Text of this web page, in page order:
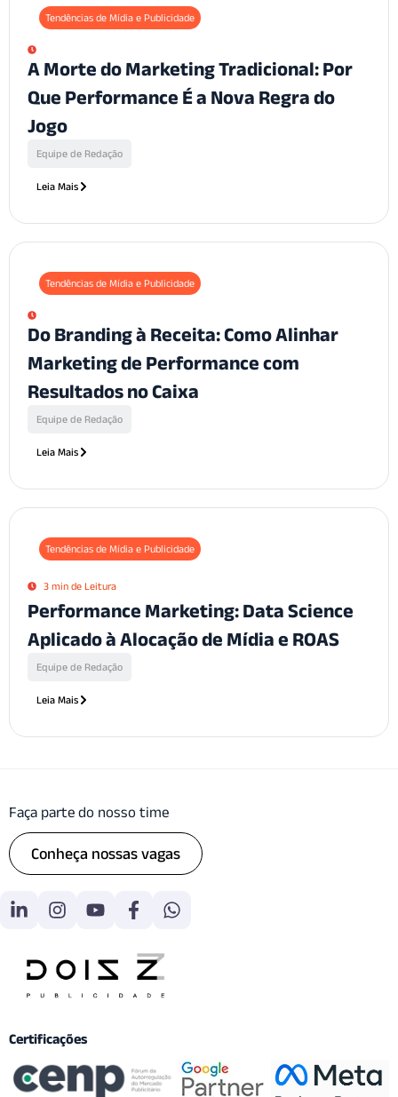
Tendências de Mídia e Publicidade
A Morte do Marketing Tradicional: Por
Que Performance É a Nova Regra do
Jogo
Equipe de Redação
Leia Mais
Tendências de Mídia e Publicidade
Do Branding à Receita: Como Alinhar
Marketing de Performance com
Resultados no Caixa
Equipe de Redação
Leia Mais
Tendências de Mídia e Publicidade
3 min de Leitura
Performance Marketing: Data Science
Aplicado à Alocação de Mídia e ROAS
Equipe de Redação
Leia Mais
Faça parte do nosso time
Conheça nossas vagas
Certificações